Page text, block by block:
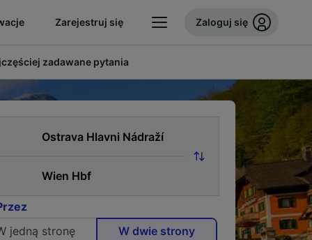
Zarejestruj się Zaloguj się
zadawane pytania
jedną stronę
W dwie strony